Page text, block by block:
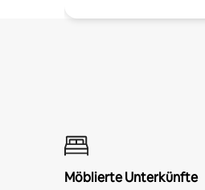
Möblierte Unterkünfte